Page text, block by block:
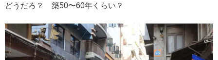
どうだろ？ 築50〜60年くらい？